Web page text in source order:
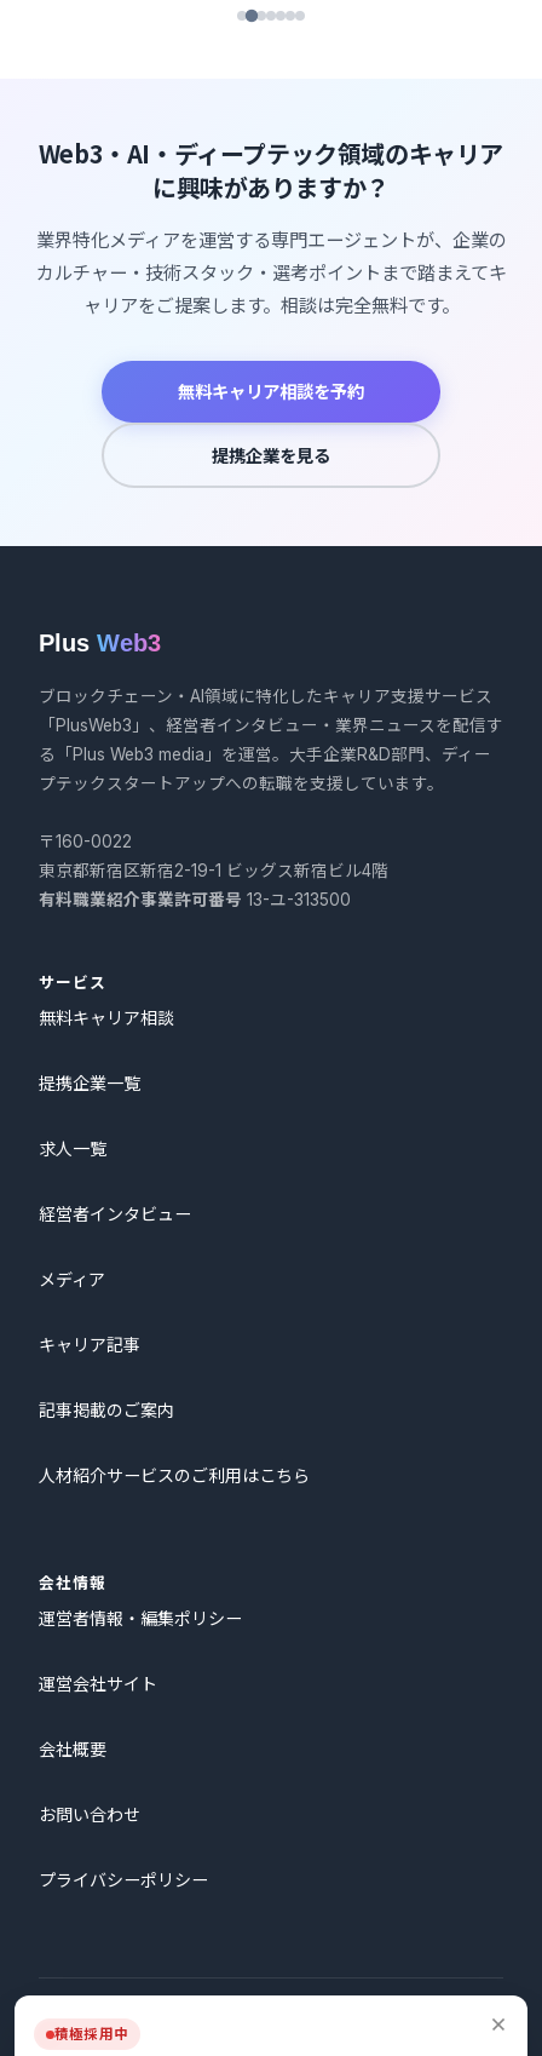
Web3・AI・ディープテック領域のキャリア
に興味がありますか？
業界特化メディアを運営する専門エージェントが、企業の
カルチャー・技術スタック・選考ポイントまで踏まえてキ
ャリアをご提案します。相談は完全無料です。
無料キャリア相談を予約
提携企業を見る
積極採用中
Plus Web3
ブロックチェーン・AI領域に特化したキャリア支援サービス
「PlusWeb3」、経営者インタビュー・業界ニュースを配信す
る「Plus Web3 media」を運営。大手企業R&D部門、ディー
プテックスタートアップへの転職を支援しています。
〒160-0022
東京都新宿区新宿2-19-1 ビッグス新宿ビル4階
有料職業紹介事業許可番号 13-ユ-313500
サービス
無料キャリア相談
提携企業一覧
求人一覧
経営者インタビュー
メディア
キャリア記事
記事掲載のご案内
人材紹介サービスのご利用はこちら
会社情報
運営者情報・編集ポリシー
運営会社サイト
会社概要
お問い合わせ
プライバシーポリシー